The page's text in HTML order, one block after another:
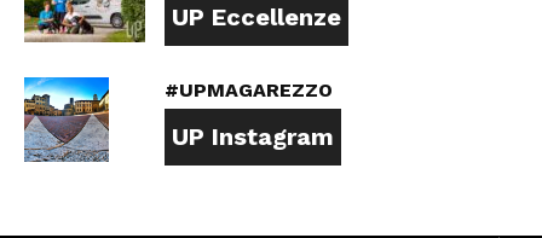
UP Eccellenze
#UPMAGAREZZO
UP Instagram